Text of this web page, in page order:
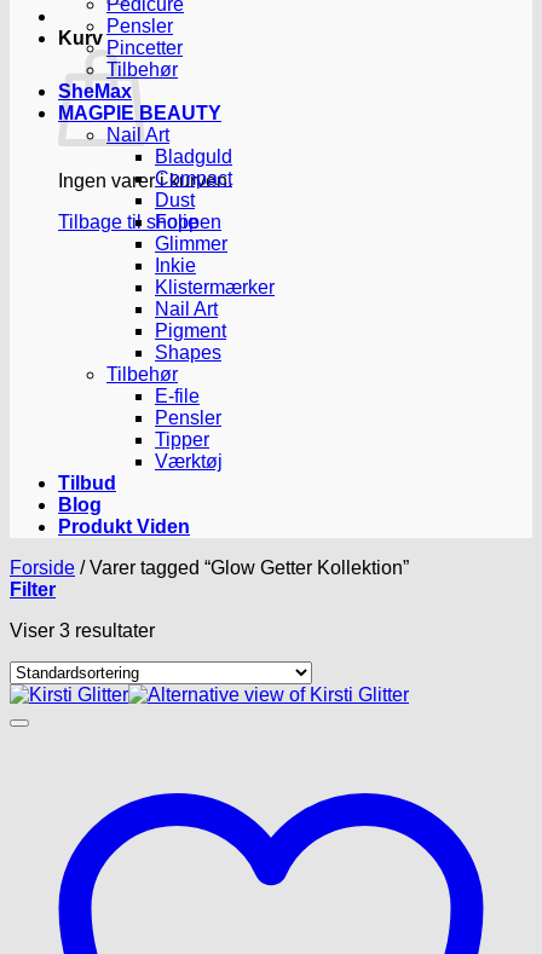
Kurv
Ingen varer i kurven.
Tilbage til shoppen
Pedicure
Pensler
Pincetter
Tilbehør
SheMax
MAGPIE BEAUTY
Nail Art
Bladguld
Compact
Dust
Folie
Glimmer
Inkie
Klistermærker
Nail Art
Pigment
Shapes
Tilbehør
E-file
Pensler
Tipper
Værktøj
Tilbud
Blog
Produkt Viden
Forside /Varer tagged “Glow Getter Kollektion”
Filter
Viser 3 resultater